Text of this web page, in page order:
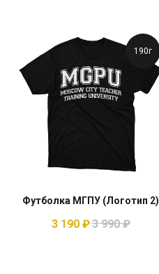
190г
Футболка МГПУ (Логотип 2)
3 190 ₽3 990 ₽